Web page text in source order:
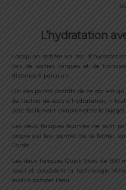
L’hydratation
Lorsqu’on achète un sac
lors de sorties longues et de
distance à parcourir.
Un des points positifs de ce sac est
de l’achat de sacs d’hydratation, il
peut facilement compromettre le budget
Les deux flasques fournies ne sont
propre qui leur permet de se fermer
l’arrêt.
Les deux flasques Quick Stow de
souci et possèdent la technologie
avoir à pomper l’eau.